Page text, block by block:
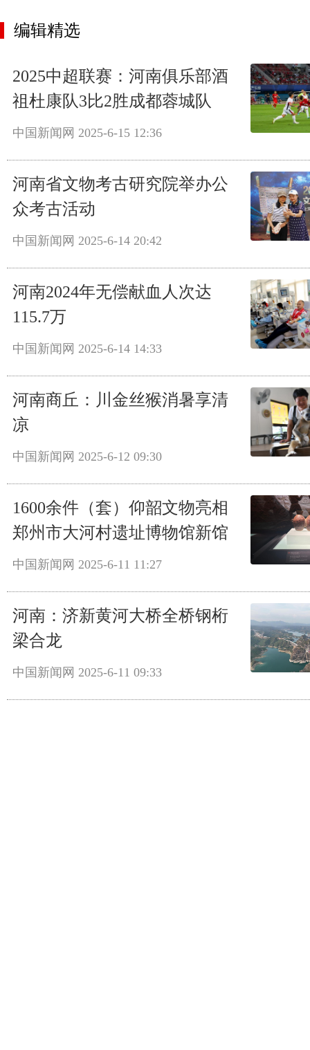
编辑精选
2025中超联赛：河南俱乐部酒
祖杜康队3比2胜成都蓉城队
中国新闻网 2025-6-15 12:36
河南省文物考古研究院举办公
众考古活动
中国新闻网 2025-6-14 20:42
河南2024年无偿献血人次达
115.7万
中国新闻网 2025-6-14 14:33
河南商丘：川金丝猴消暑享清
凉
中国新闻网 2025-6-12 09:30
1600余件（套）仰韶文物亮相
郑州市大河村遗址博物馆新馆
中国新闻网 2025-6-11 11:27
河南：济新黄河大桥全桥钢桁
梁合龙
中国新闻网 2025-6-11 09:33